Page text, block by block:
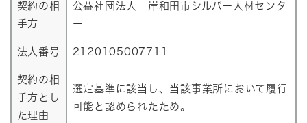
契約の相
手方
公益社団法人 岸和田市シルバー人材センタ
ー
法人番号 2120105007711
契約の相
手方とし
た理由
選定基準に該当し、当該事業所において履行
可能と認められたため。